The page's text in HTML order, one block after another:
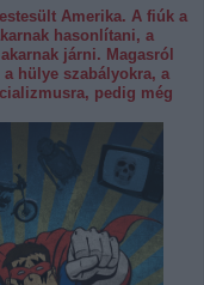
Amerika. A fiúk a
hasonlítani, a
járni. Magasról
hülye szabályokra, a
pedig még